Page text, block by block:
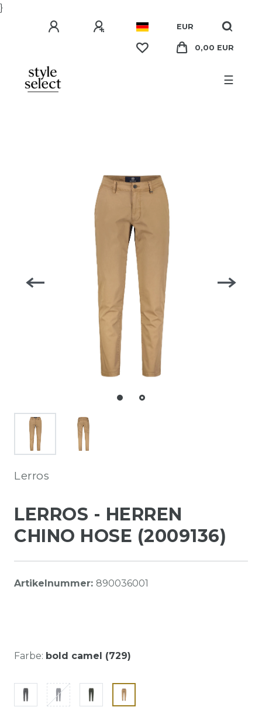
}
EUR
0,00 EUR
☰
Lerros
LERROS - HERREN
CHINO HOSE (2009136)
Artikelnummer: 890036001
Farbe: bold camel (729)